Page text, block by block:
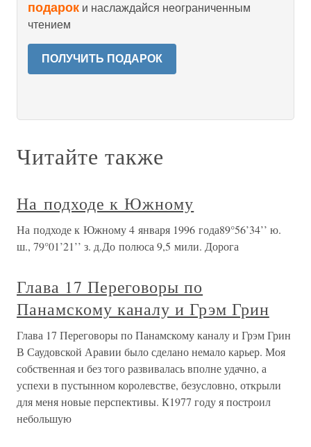
подарок и наслаждайся неограниченным
чтением
ПОЛУЧИТЬ ПОДАРОК
Читайте также
На подходе к Южному
На подходе к Южному 4 января 1996 года89°56’34’’ ю.
ш., 79°01’21’’ з. д.До полюса 9,5 мили. Дорога
Глава 17 Переговоры по
Панамскому каналу и Грэм Грин
Глава 17 Переговоры по Панамскому каналу и Грэм Грин
В Саудовской Аравии было сделано немало карьер. Моя
собственная и без того развивалась вполне удачно, а
успехи в пустынном королевстве, безусловно, открыли
для меня новые перспективы. К1977 году я построил
небольшую